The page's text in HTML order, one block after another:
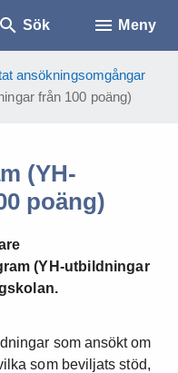
Sök Meny
ansökningsomgångar
från 100 poäng)
(YH-
poäng)
(YH-utbildningar
som ansökt om
som beviljats stöd,